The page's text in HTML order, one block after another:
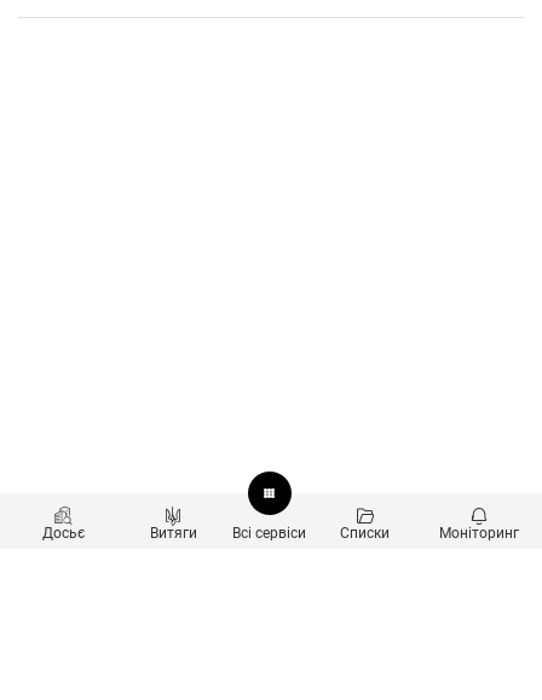
Досьє Витяги Всі сервіси Списки Моніторинг